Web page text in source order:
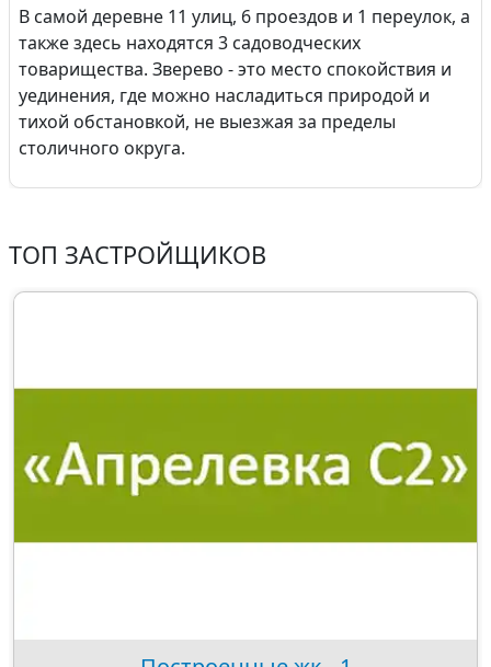
В самой деревне 11 улиц, 6 проездов и 1 переулок, а
также здесь находятся 3 садоводческих
товарищества. Зверево - это место спокойствия и
уединения, где можно насладиться природой и
тихой обстановкой, не выезжая за пределы
столичного округа.
ТОП ЗАСТРОЙЩИКОВ